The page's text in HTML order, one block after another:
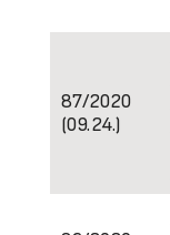
87/2020
(09.24.)